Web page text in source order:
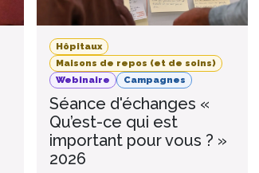
Hôpitaux
Maisons de repos (et de soins)
Webinaire
Campagnes
Séance d'échanges «
Qu’est-ce qui est
important pour vous ? »
2026